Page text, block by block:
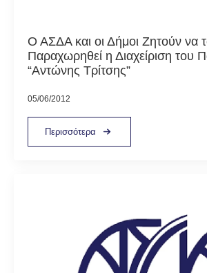
Ο ΑΣΔΑ και οι Δήμοι Ζητούν να
Παραχωρηθεί η Διαχείριση του
“Αντώνης Τρίτσης”
05/06/2012
Περισσότερα